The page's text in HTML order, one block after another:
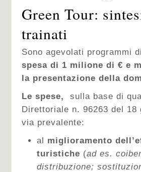
Green Tour:
trainati
Sono agevolati programmi
spesa di 1 milione di € e
la presentazione della
Le spese, sulla base di
Direttoriale n. 96263 del 18
via prevalente:
al miglioramento
turistiche (ad es.
distribuzione;